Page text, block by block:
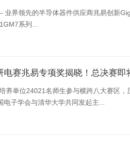
兆易创新GigaDevice(股票代码 603986)宣布，在由电子行业资深媒体
系列...
电赛兆易专项奖揭晓！总决赛即
养单位24021名师生参与横跨八大赛区
子学会与清华大学共同发起主...